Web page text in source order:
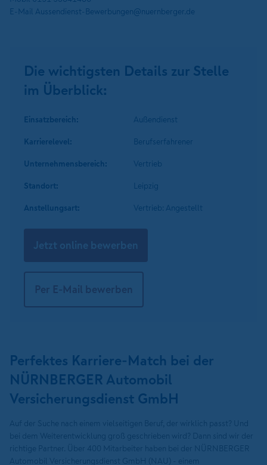
E-Mail Aussendienst-Bewerbungen@nuernberger.de
Die wichtigsten Details zur Stelle
im Überblick:
Einsatzbereich:
Außendienst
Karrierelevel:
Berufserfahrener
Unternehmens­bereich:
Vertrieb
Standort:
Leipzig
Anstellungsart:
Vertrieb: Angestellt
Jetzt online bewerben
Per E-Mail bewerben
Perfektes Karriere-Match bei der
NÜRNBERGER Automobil
Versicherungsdienst GmbH